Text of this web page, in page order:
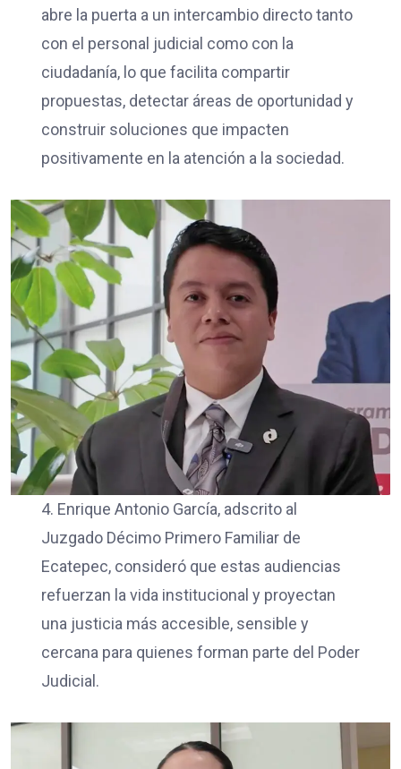
abre la puerta a un intercambio directo tanto
con el personal judicial como con la
ciudadanía, lo que facilita compartir
propuestas, detectar áreas de oportunidad y
construir soluciones que impacten
positivamente en la atención a la sociedad.
4. Enrique Antonio García, adscrito al
Juzgado Décimo Primero Familiar de
Ecatepec, consideró que estas audiencias
refuerzan la vida institucional y proyectan
una justicia más accesible, sensible y
cercana para quienes forman parte del Poder
Judicial.